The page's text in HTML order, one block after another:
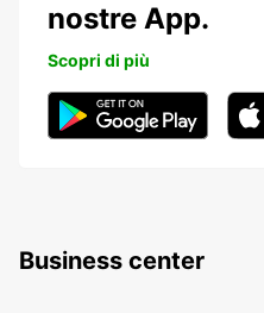
nostre App.
Scopri di più
Business center